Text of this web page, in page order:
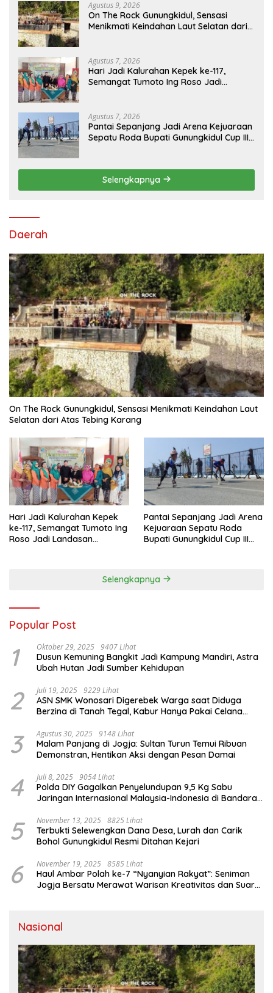
Agustus 9, 2026
On The Rock Gunungkidul, Sensasi
Menikmati Keindahan Laut Selatan dari
Agustus 7, 2026
Hari Jadi Kalurahan Kepek ke-117,
Semangat Tumoto Ing Roso Jadi
Agustus 7, 2026
Pantai Sepanjang Jadi Arena Kejuaraan
Sepatu Roda Bupati Gunungkidul Cup III
Selengkapnya
Daerah
On The Rock Gunungkidul, Sensasi Menikmati Keindahan Laut
Selatan dari Atas Tebing Karang
Hari Jadi Kalurahan Kepek
ke-117, Semangat Tumoto Ing
Roso Jadi Landasan
Pantai Sepanjang Jadi Arena
Kejuaraan Sepatu Roda
Bupati Gunungkidul Cup III
Selengkapnya
Popular Post
1 Oktober 29, 2025 9407 Lihat
Dusun Kemuning Bangkit Jadi Kampung Mandiri, Astra
Ubah Hutan Jadi Sumber Kehidupan
2 Juli 19, 2025 9229 Lihat
ASN SMK Wonosari Digerebek Warga saat Diduga
Berzina di Tanah Tegal, Kabur Hanya Pakai Celana
3 Agustus 30, 2025 9148 Lihat
Malam Panjang di Jogja: Sultan Turun Temui Ribuan
Demonstran, Hentikan Aksi dengan Pesan Damai
4 Juli 8, 2025 9054 Lihat
Polda DIY Gagalkan Penyelundupan 9,5 Kg Sabu
Jaringan Internasional Malaysia-Indonesia di Bandara
5 November 13, 2025 8825 Lihat
Terbukti Selewengkan Dana Desa, Lurah dan Carik
Bohol Gunungkidul Resmi Ditahan Kejari
6 November 19, 2025 8585 Lihat
Haul Ambar Polah ke-7 “Nyanyian Rakyat”: Seniman
Jogja Bersatu Merawat Warisan Kreativitas dan Suara
Nasional